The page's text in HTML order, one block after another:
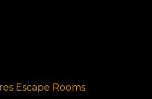
Escape Rooms